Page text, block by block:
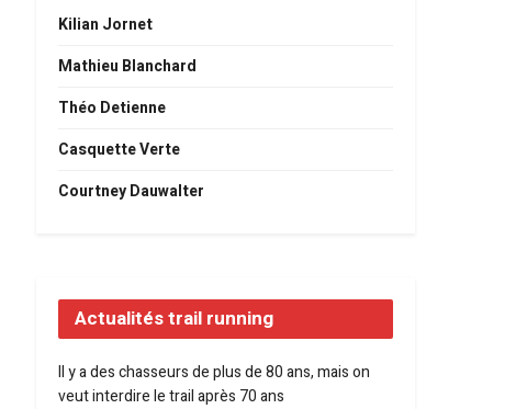
Kilian Jornet
Mathieu Blanchard
Théo Detienne
Casquette Verte
Courtney Dauwalter
Actualités trail running
Il y a des chasseurs de plus de 80 ans, mais on
veut interdire le trail après 70 ans